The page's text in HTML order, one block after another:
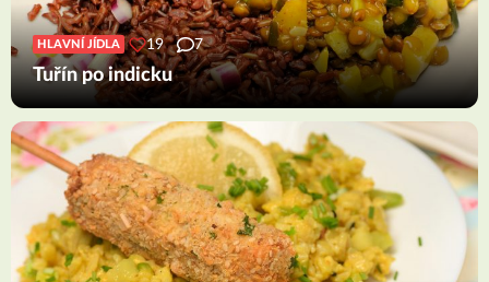
HLAVNÍ JÍDLA 19 7
Tuřín po indicku